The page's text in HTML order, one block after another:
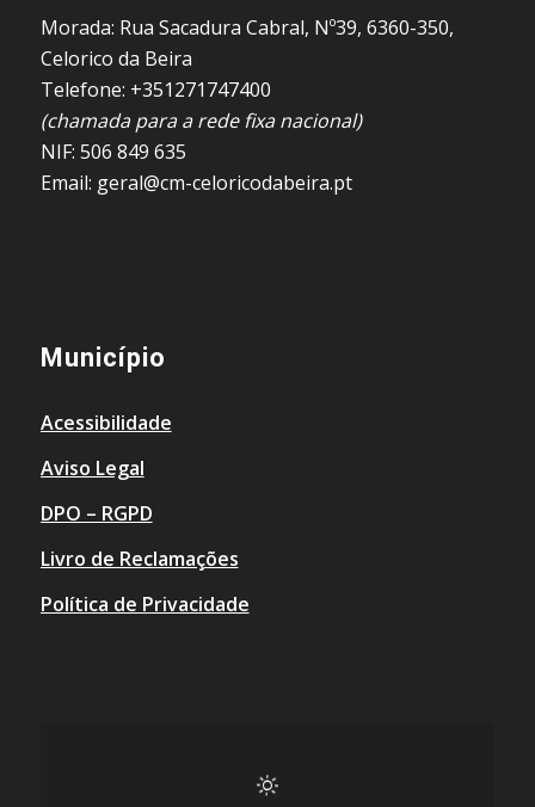
Morada: Rua Sacadura Cabral, Nº39, 6360-350,
Celorico da Beira
Telefone: +351271747400
(chamada para a rede fixa nacional)
NIF: 506 849 635
Email: geral@cm-celoricodabeira.pt
Município
Acessibilidade
Aviso Legal
DPO – RGPD
Livro de Reclamações
Política de Privacidade